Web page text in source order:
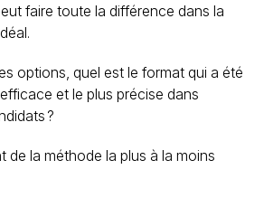
faire toute la différence dans la
options, quel est le format qui a été
et le plus précise dans
?
de la méthode la plus à la moins